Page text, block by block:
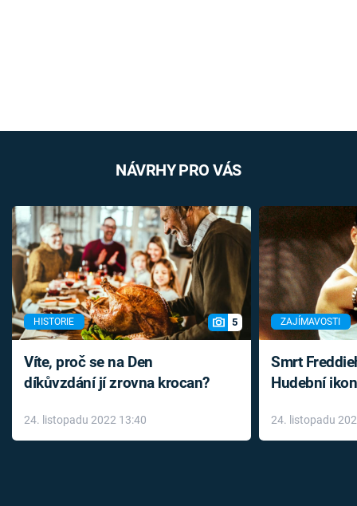
NÁVRHY PRO VÁS
HISTORIE 5
Víte, proč se na Den
díkůvzdání jí zrovna krocan?
24. listopadu 2022 13:40
ZAJÍMAVOSTI
Smrt
Hudební
léky
24. listopadu